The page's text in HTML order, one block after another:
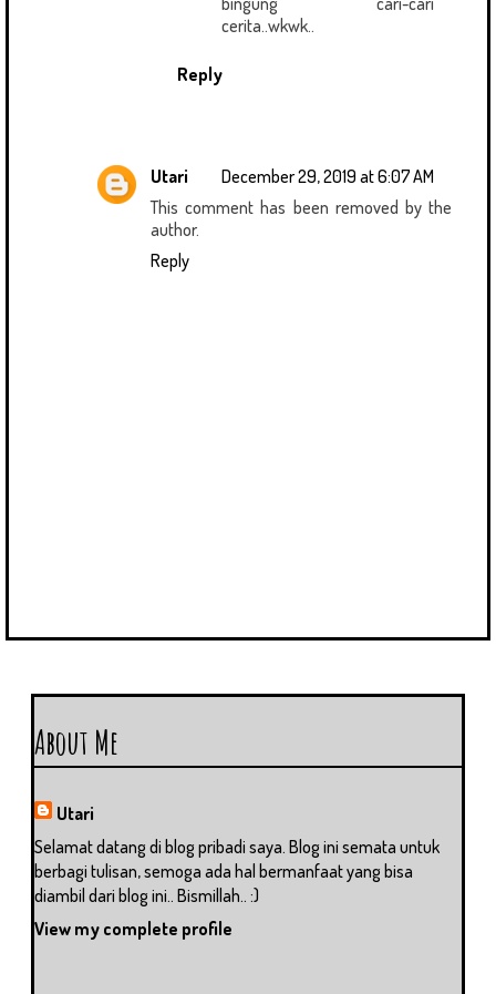
cerita..wkwk..
Reply
Utari
December 29, 2019 at 6:07 AM
This comment has been removed by the
author.
Reply
About Me
Utari
Selamat datang di blog pribadi saya. Blog ini semata untuk
berbagi tulisan, semoga ada hal bermanfaat yang bisa
diambil dari blog ini.. Bismillah.. :)
View my complete profile